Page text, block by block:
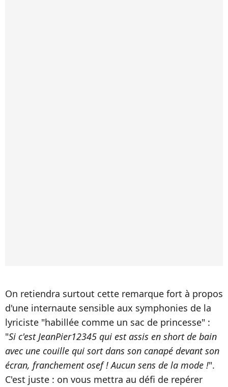
On retiendra surtout cette remarque fort à propos
d'une internaute sensible aux symphonies de la
lyriciste "habillée comme un sac de princesse" :
"Si c'est JeanPier12345 qui est assis en short de bain
avec une couille qui sort dans son canapé devant son
écran, franchement osef ! Aucun sens de la mode !".
C'est juste : on vous mettra au défi de repérer